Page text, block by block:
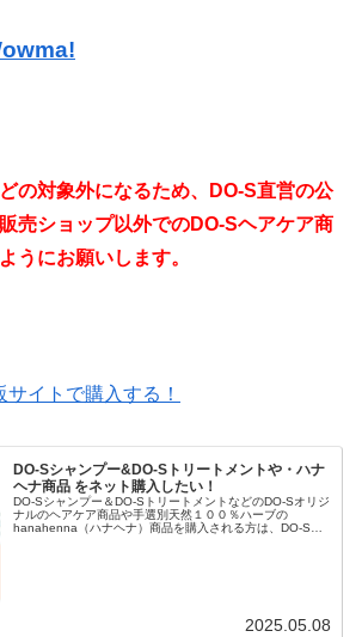
の対象外になるため、DO-S直営の公
売ショップ以外でのDO-Sヘアケア商
うにお願いします。
イトで購入する！
DO-Sシャンプー&DO-Sトリートメントや・ハナ
ヘナ商品 をネット購入したい！
DO-Sシャンプー＆DO-SトリートメントなどのDO-Sオリジ
ナルのヘアケア商品や手選別天然１００％ハーブの
hanahenna（ハナヘナ）商品を購入される方は、DO-S公
2025.05.08